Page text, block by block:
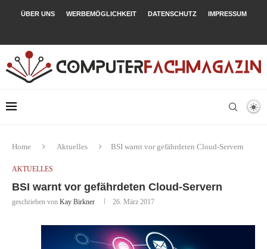
ÜBER UNS WERBEMÖGLICHKEIT DATENSCHUTZ IMPRESSUM
Home Aktuelles BSI warnt vor gefährdeten Cloud-Servern
AKTUELLES
BSI warnt vor gefährdeten Cloud-Servern
geschrieben von Kay Birkner 26. März 2017